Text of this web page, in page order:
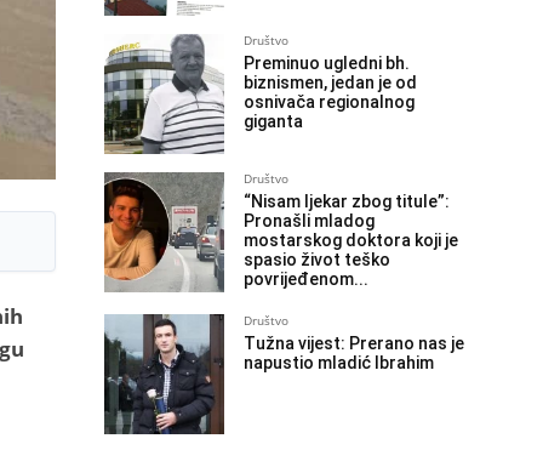
Društvo
Preminuo ugledni bh.
biznismen, jedan je od
osnivača regionalnog
giganta
Društvo
“Nisam ljekar zbog titule”:
Pronašli mladog
mostarskog doktora koji je
spasio život teško
povrijeđenom...
Društvo
Tužna vijest: Prerano nas je
napustio mladić Ibrahim